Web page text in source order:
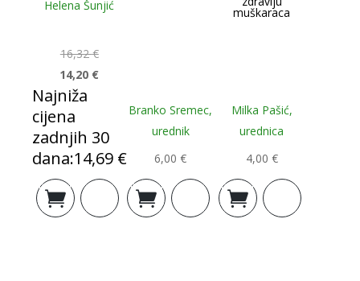
Helena Šunjić
16,32€
Izvorna
cijena
bila
14,20 €
Trenutna
cijena
je:
Najniža
cijena
zadnjih 30
dana:14,69 €
Dodaj u
košaricu
Branko Sremec,
urednik
6,00€
Dodaj u
košaricu
muškaraca
Milka Pašić,
urednica
4,00 €
Dodaj u
košaricu